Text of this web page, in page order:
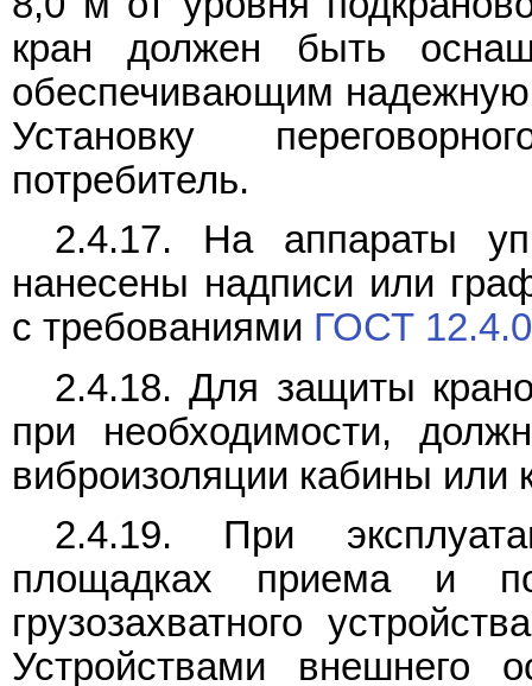
кран должен быть
обеспечивающим
Установку
потребитель.
2.4.17. На аппараты
нанесены надписи или
с требованиями ГОСТ
2.4.18. Для защиты
при необходимости,
виброизоляции кабины или
2.4.19. При
площадках приема и
грузозахватного
Устройствами внешнего